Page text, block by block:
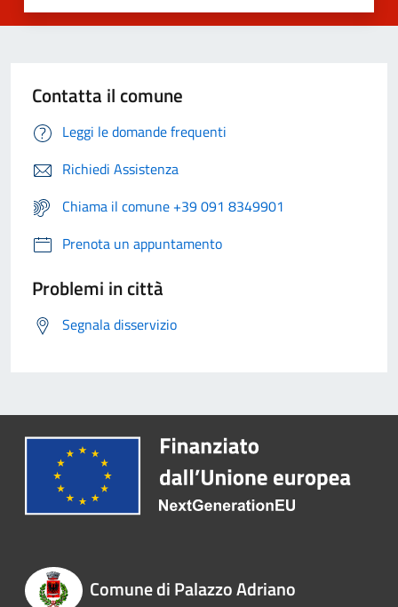
Contatta il comune
Leggi le domande frequenti
Richiedi Assistenza
Chiama il comune +39 091 8349901
Prenota un appuntamento
Problemi in città
Segnala disservizio
Comune di Palazzo Adriano